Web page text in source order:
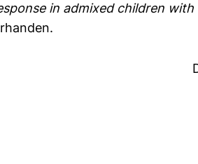
in admixed children with